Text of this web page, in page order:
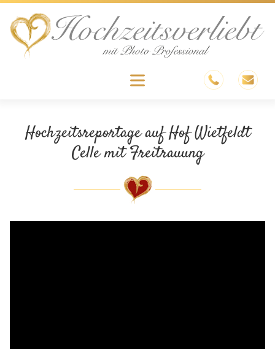
Skip
content
Menu
Hochzeitsreportage auf Hof Wietfeldt
Celle mit Freitrauung